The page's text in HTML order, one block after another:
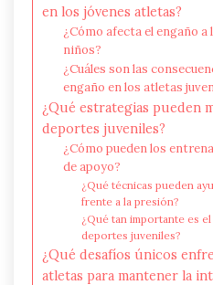
en los jóvenes atletas?
¿Cómo afecta el engaño
niños?
¿Cuáles son las
engaño en los atletas
¿Qué estrategias pueden
deportes juveniles?
¿Cómo pueden los
de apoyo?
¿Qué técnicas pueden
frente a la presión?
¿Qué tan importante es
deportes juveniles?
¿Qué desafíos únicos
atletas para mantener la